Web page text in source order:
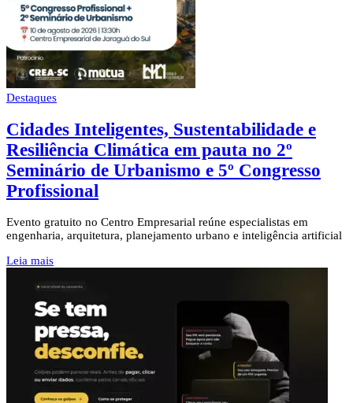
Destaques
Cidades Inteligentes, Sustentabilidade e
Resiliência Climática em pauta no 2º
Seminário de Urbanismo e 5º Congresso
Profissional
Evento gratuito no Centro Empresarial reúne especialistas em
engenharia, arquitetura, planejamento urbano e inteligência artificial
Leia mais